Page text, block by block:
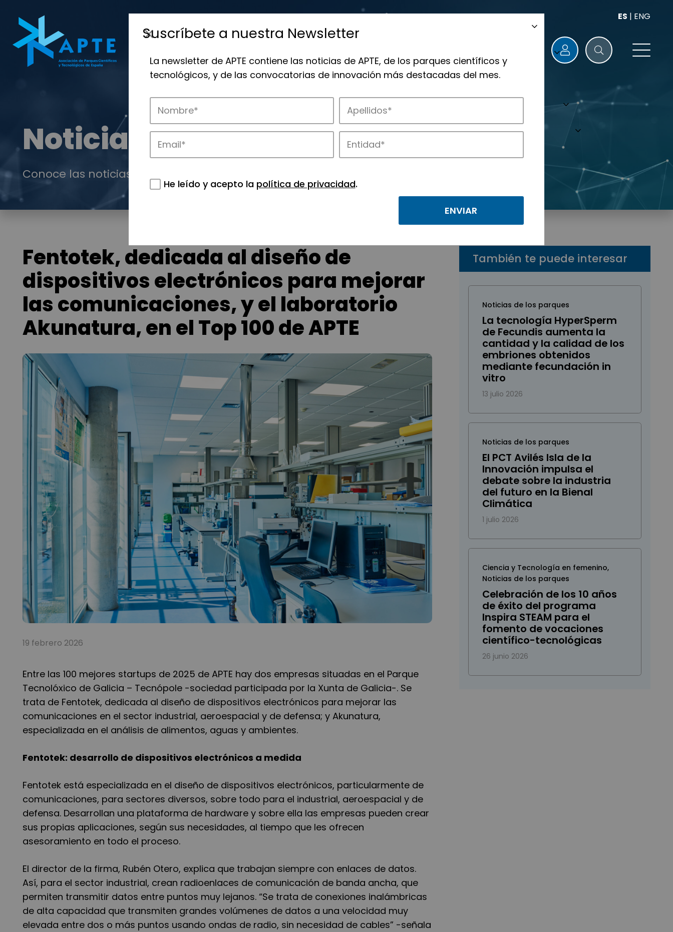
ES | ENG
Noticias
Conoce las noticias más destacadas de APTE y sus parques científicos y tecnológicos.
Fentotek, dedicada al diseño de
dispositivos electrónicos para mejorar
las comunicaciones, y el laboratorio
Akunatura, en el Top 100 de APTE
19 febrero 2026
Entre las 100 mejores startups de 2025 de APTE hay dos empresas situadas en el Parque
Tecnolóxico de Galicia – Tecnópole -sociedad participada por la Xunta de Galicia-. Se
trata de Fentotek, dedicada al diseño de dispositivos electrónicos para mejorar las
comunicaciones en el sector industrial, aeroespacial y de defensa; y Akunatura,
especializada en el análisis de alimentos, aguas y ambientes.
Fentotek: desarrollo de dispositivos electrónicos a medida
Fentotek está especializada en el diseño de dispositivos electrónicos, particularmente de
comunicaciones, para sectores diversos, sobre todo para el industrial, aeroespacial y de
defensa. Desarrollan una plataforma de hardware y sobre ella las empresas pueden crear
sus propias aplicaciones, según sus necesidades, al tiempo que les ofrecen
asesoramiento en todo el proceso.
El director de la firma, Rubén Otero, explica que trabajan siempre con enlaces de datos.
Así, para el sector industrial, crean radioenlaces de comunicación de banda ancha, que
permiten transmitir datos entre puntos muy lejanos. “Se trata de conexiones inalámbricas
de alta capacidad que transmiten grandes volúmenes de datos a una velocidad muy
elevada entre dos o más puntos usando ondas de radio, sin necesidad de cables” -señala
También te puede interesar
Noticias de los parques
La tecnología HyperSperm
de Fecundis aumenta la
cantidad y la calidad de los
embriones obtenidos
mediante fecundación in
vitro
13 julio 2026
Noticias de los parques
El PCT Avilés Isla de la
Innovación impulsa el
debate sobre la industria
del futuro en la Bienal
Climática
1 julio 2026
Ciencia y Tecnología en femenino,
Noticias de los parques
Celebración de los 10 años
de éxito del programa
Inspira STEAM para el
fomento de vocaciones
científico-tecnológicas
26 junio 2026
Suscríbete a nuestra Newsletter
La newsletter de APTE contiene las noticias de APTE, de los parques científicos y
tecnológicos, y de las convocatorias de innovación más destacadas del mes.
He leído y acepto la política de privacidad.